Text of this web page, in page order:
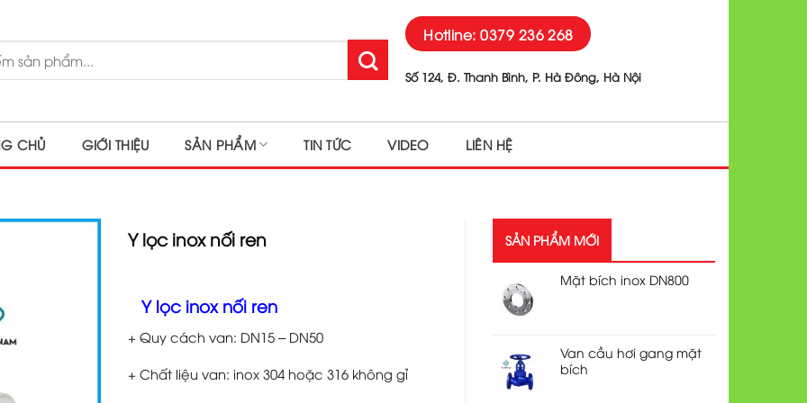
Hotline: 0379 236 268
Số 124, Đ. Thanh Bình, P. Hà Đông, Hà Nội
CHỦ GIỚI THIỆU SẢN PHẨM TIN TỨC VIDEO LIÊN HỆ
Y lọc inox nối ren
Y lọc inox nối ren
+ Quy cách van: DN15 – DN50
+ Chất liệu van: inox 304 hoặc 316 không gỉ
SẢN PHẨM MỚI
Mặt bích inox DN800
Van cầu hơi gang mặt
bích